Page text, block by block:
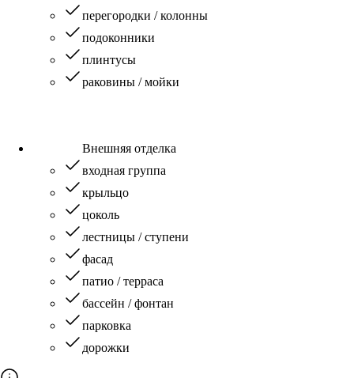
перегородки / колонны
подоконники
плинтусы
раковины / мойки
Внешняя отделка
входная группа
крыльцо
цоколь
лестницы / ступени
фасад
патио / терраса
бассейн / фонтан
парковка
дорожки